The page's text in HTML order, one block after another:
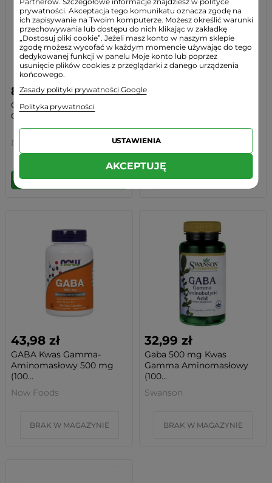
84,00 zł
GABA Probio Kwas
Gamma-Aminomasłowy...
Dr. Jacob's
DO KOSZYKA
55,99 zł
Puritans Pride
43,98 zł
GABA Kwas Gamma-
Aminomasłowy 500 mg
(100...
Now Foods
BRAK W MAGAZYNIE
32,99 zł
Gaba 500 mg Kwas
Gamma Aminomasłowy
(100...
Swanson
BRAK W MAGAZYNIE
prywatności. Akceptacja tego komunikatu oznacza zgodę na
ich zapisywanie na Twoim komputerze. Możesz określić warunki
przechowywania lub dostępu do nich klikając w zakładkę
„Dostosuj pliki cookie”. Jeżeli masz konto w naszym sklepie
zgodę możesz wycofać w każdym momencie używając do tego
dedykowanej funkcji w panelu Moje konto lub poprzez
usunięcie plików cookies z przeglądarki z danego urządzenia
końcowego.
Zasady polityki prywatności Google
Polityka prywatności
USTAWIENIA
AKCEPTUJĘ